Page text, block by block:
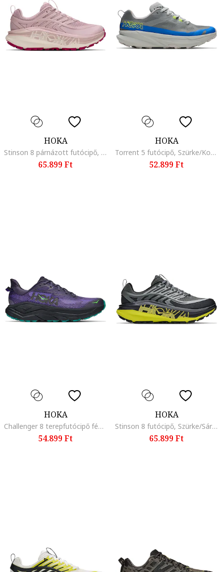
HOKA
Stinson 8 párnázott futócipő, Púderrózsaszín
65.899 Ft
HOKA
Torrent 5 futócipő, Szürke/Kobaltkék
52.899 Ft
HOKA
Challenger 8 terepfutócipő fényvisszaverő részletekkel
54.899 Ft
HOKA
Stinson 8 futócipő, Szürke/Sárga
65.899 Ft